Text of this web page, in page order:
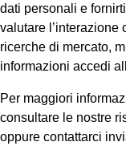
dati personali e
valutare l’interazione
ricerche di mercato,
informazioni accedi
Per maggiori
consultare le nostre
oppure contattarci